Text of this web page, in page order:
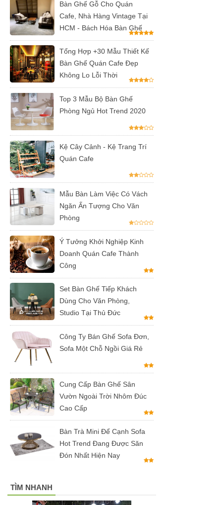
inox, chân
bàn ăn hot
trend 2023
Ghế decor
trong suốt,
ghế xoay
trong suốt
Ghế Eames
chân gỗ bọc
vải bố xanh
xám GLM27-
ghế dành
cho quán
hàng tại
Tp.HCM
Ghế chân
ngồi đệm
GLM48-ghế
tiếp khách,
văn phòng
tại Tp.HCM
Bàn tròn
cafe tiếp
đá trắng,
thép sơn
Bàn Ghế Gỗ Cho Quán
Cafe, Nhà Hàng Vintage Tại
HCM - Bách Hóa Bàn Ghế
Tổng Hợp +30 Mẫu Thiết Kế
Bàn Ghế Quán Cafe Đẹp
Không Lo Lỗi Thời
Top 3 Mẫu Bộ Bàn Ghế
Phòng Ngủ Hot Trend 2020
Kệ Cây Cảnh - Kệ Trang Trí
Quán Cafe
Mẫu Bàn Làm Việc Có Vách
Ngăn Ấn Tượng Cho Văn
Phòng
Ý Tưởng Khởi Nghiệp Kinh
Doanh Quán Cafe Thành
Công
Set Bàn Ghế Tiếp Khách
Dùng Cho Văn Phòng,
Studio Tại Thủ Đức
Công Ty Bán Ghế Sofa Đơn,
Sofa Một Chỗ Ngồi Giá Rẻ
Cung Cấp Bàn Ghế Sân
Vườn Ngoài Trời Nhôm Đúc
Cao Cấp
Bàn Trà Mini Để Cạnh Sofa
Hot Trend Đang Được Săn
Đón Nhất Hiện Nay
TÌM NHANH